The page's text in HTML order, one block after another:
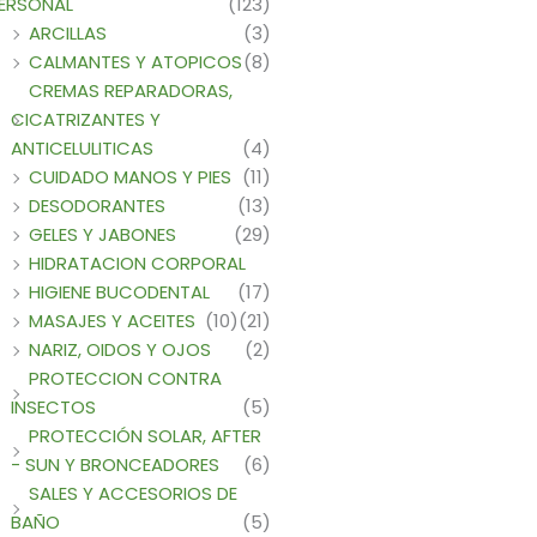
ARCILLAS
(3)
CALMANTES Y ATOPICOS(8)
CREMAS REPARADORAS,
CICATRIZANTES Y
ANTICELULITICAS
(4)
CUIDADO MANOS Y PIES (11)
DESODORANTES
(13)
GELES Y JABONES
(29)
HIDRATACION CORPORAL
(17)
HIGIENE BUCODENTAL
(21)
MASAJES Y ACEITES (10)
NARIZ, OIDOS Y OJOS
(2)
PROTECCION CONTRA
INSECTOS
(5)
PROTECCIÓN SOLAR, AFTER
- SUN Y BRONCEADORES
(6)
SALES Y ACCESORIOS DE
BAÑO
(5)